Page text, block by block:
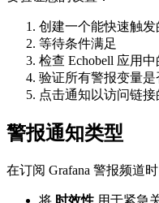
创建一个能快速触发
等待条件满足
检查 Echobell 应用
验证所有警报变量
点击通知以访问链接
警报通知类型
在订阅 Grafana 警报频道
将 时效性 用于紧急